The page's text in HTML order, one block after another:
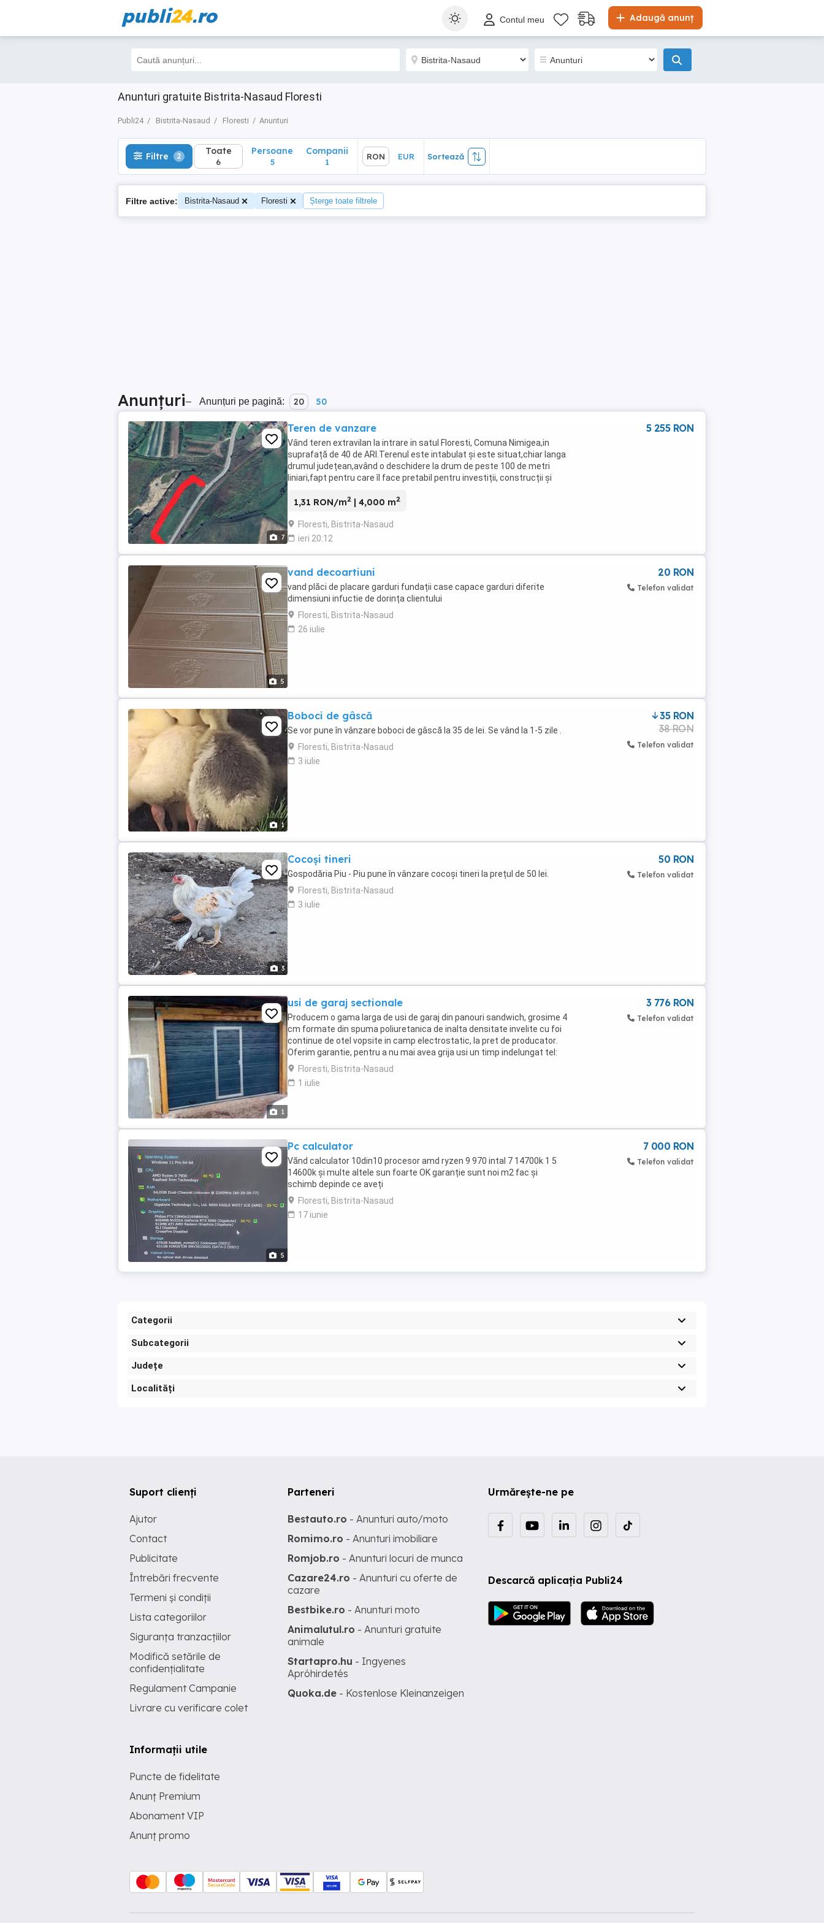
publi24.ro Adaugă anunț
Contul meu
Anunturi gratuite Bistrita-Nasaud Floresti
Publi24 Bistrita-Nasaud Floresti Anunturi
Filtre 2 Toate
6
Sortează
Filtre 2 Toate
6
Persoane
5
Companii
1
RON EUR Sortează
Filtre active: Bistrita-Nasaud Floresti Șterge toate filtrele
Anunțuri– Anunțuri pe pagină: 20 50
7
Teren de vanzare
Vând teren extravilan la intrare in satul Floresti, Comuna Nimigea,in
suprafață de 40 de ARI.Terenul este intabulat și este situat,chiar langa
drumul județean,având o deschidere la drum de peste 100 de metri
liniari,fapt pentru care îl face pretabil pentru investiții, construcții și
1,31 RON/m2 | 4,000 m2
Floresti, Bistrita-Nasaud
ieri 20:12
5 255 RON
5
vand decoartiuni
vand plăci de placare garduri fundații case capace garduri diferite
dimensiuni infuctie de dorința clientului
Floresti, Bistrita-Nasaud
26 iulie
20 RON
Telefon validat
1
Boboci de gâscă
Se vor pune în vânzare boboci de gâscă la 35 de lei. Se vând la 1-5 zile .
Floresti, Bistrita-Nasaud
3 iulie
35 RON
38 RON
Telefon validat
3
Cocoși tineri
Gospodăria Piu - Piu pune în vânzare cocoși tineri la prețul de 50 lei.
Floresti, Bistrita-Nasaud
3 iulie
50 RON
Telefon validat
1
usi de garaj sectionale
Producem o gama larga de usi de garaj din panouri sandwich, grosime 4
cm formate din spuma poliuretanica de inalta densitate invelite cu foi
continue de otel vopsite in camp electrostatic, la pret de producator.
Oferim garantie, pentru a nu mai avea grija usi un timp indelungat tel:
Floresti, Bistrita-Nasaud
1 iulie
3 776 RON
Telefon validat
5
Pc calculator
Vănd calculator 10din10 procesor amd ryzen 9 970 intal 7 14700k 1 5
14600k și multe altele sun foarte OK garanție sunt noi m2 fac și
schimb depinde ce aveți
Floresti, Bistrita-Nasaud
17 iunie
7 000 RON
Telefon validat
Categorii
Subcategorii
Județe
Localități
Urmărește-ne pe
Descarcă aplicația Publi24
Suport clienți
Ajutor
Contact
Publicitate
Întrebări frecvente
Termeni și condiții
Lista categoriilor
Siguranța tranzacțiilor
Modifică setările de
confidențialitate
Regulament Campanie
Livrare cu verificare colet
Informații utile
Puncte de fidelitate
Anunț Premium
Abonament VIP
Anunț promo
Parteneri
Bestauto.ro - Anunturi auto/moto
Romimo.ro - Anunturi imobiliare
Romjob.ro - Anunturi locuri de munca
Cazare24.ro - Anunturi cu oferte de
cazare
Bestbike.ro - Anunturi moto
Animalutul.ro - Anunturi gratuite
animale
Startapro.hu - Ingyenes
Apróhirdetés
Quoka.de - Kostenlose Kleinanzeigen